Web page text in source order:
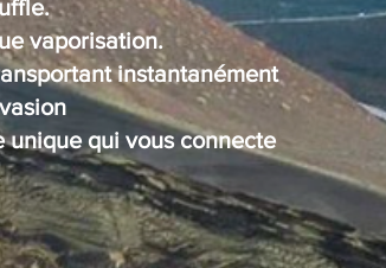
vaporisation.
instantanément
unique qui vous connecte